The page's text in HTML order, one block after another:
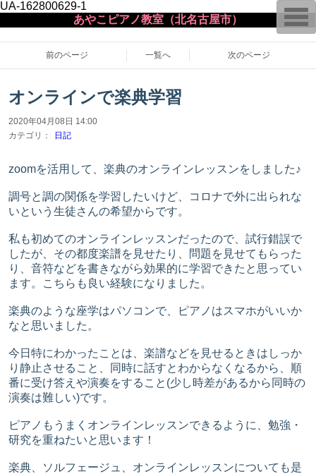
UA-162800629-1
あやこピアノ教室（北名古屋市）
前のページ 一覧へ 次のページ
オンラインで楽典学習
2020年04月08日 14:00
カテゴリ：
日記
zoomを活用して、楽典のオンラインレッスンをしました♪
調号と調の関係を学習したいけど、コロナで外に出られな
いという生徒さんの希望からです。
私も初めてのオンラインレッスンだったので、試行錯誤で
したが、その都度楽譜を見せたり、問題を見せてもらった
り、音符などを書きながら効果的に学習できたと思ってい
ます。こちらも良い経験になりました。
楽典のような座学はパソコンで、ピアノはスマホがいいか
なと思いました。
今日特にわかったことは、楽譜などを見せるときはしっか
り静止させること、同時に話すとわからなくなるから、順
番に受け答えや演奏をすること(少し時差があるから同時の
演奏は難しい)です。
ピアノもうまくオンラインレッスンできるように、勉強・
研究を重ねたいと思います！
楽典、ソルフェージュ、オンラインレッスンについても是
T
o
g
g
n